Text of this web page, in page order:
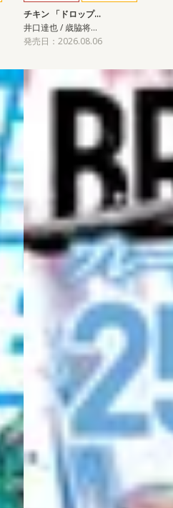
チキン 「ドロップ…
井口達也 / 歳脇将…
発売日：2026.08.06